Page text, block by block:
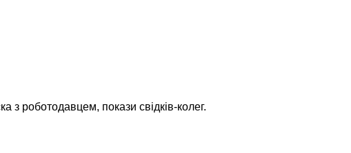
з роботодавцем, покази свідків-колег.